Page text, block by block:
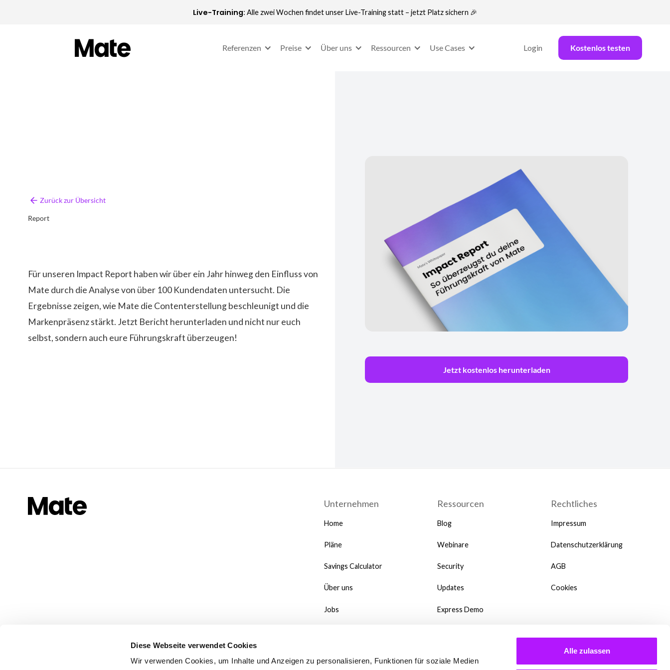
Diese Webseite verwendet Cookies
Wir verwenden Cookies, um Inhalte und Anzeigen zu personalisieren, Funktionen für soziale Medien
Alle zulassen
Live-Training: Alle zwei Wochen findet unser Live-Training statt – jetzt Platz sichern 🎉
Referenzen Preise Über uns Ressourcen Use Cases Login Kostenlos testen
Zurück zur Übersicht
Report
Für unseren Impact Report haben wir über ein Jahr hinweg den Einfluss von
Mate durch die Analyse von über 100 Kundendaten untersucht. Die
Ergebnisse zeigen, wie Mate die Contenterstellung beschleunigt und die
Markenpräsenz stärkt. Jetzt Bericht herunterladen und nicht nur euch
selbst, sondern auch eure Führungskraft überzeugen!
Jetzt kostenlos herunterladen
Unternehmen
Home
Pläne
Savings Calculator
Über uns
Jobs
Ressourcen
Blog
Webinare
Security
Updates
Express Demo
Rechtliches
Impressum
Datenschutzerklärung
AGB
Cookies